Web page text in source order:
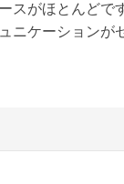
スがほとんどで
ニケーションが